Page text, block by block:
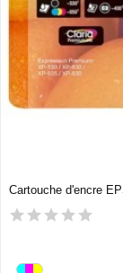
Cartouche d'encre